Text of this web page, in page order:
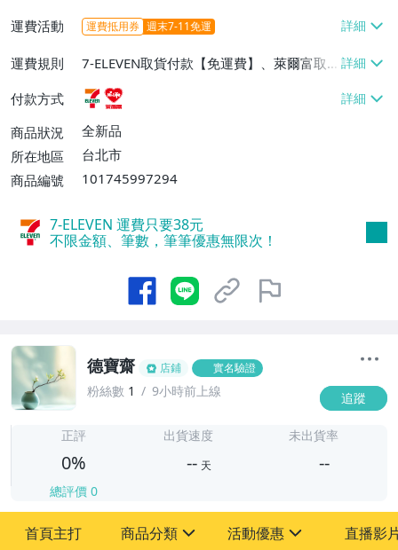
運費活動 運費抵用券 週末7-11免運
運費規則
7-ELEVEN取貨付款【免運費】、萊爾富取
貨付款【免運費】
付款方式
商品狀況
全新品
所在地區
台北市
商品編號
101745997294
7-ELEVEN 運費只要38元
不限金額、筆數，筆筆優惠無限次！
德寶齋 店鋪 實名驗證
粉絲數 1 9小時前上線 追蹤
-
正評
0%
總評價 0
出貨速度
-- 天
未出貨率
--
首頁主打 商品分類 活動優惠 直播影